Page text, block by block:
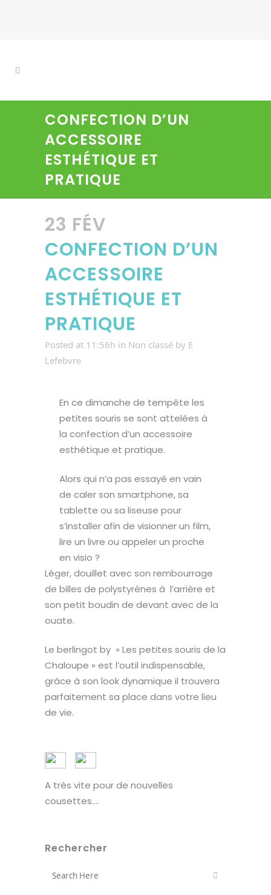
CONFECTION D’UN
ACCESSOIRE
ESTHÉTIQUE ET
PRATIQUE
23 FÉV
CONFECTION D’UN
ACCESSOIRE
ESTHÉTIQUE ET
PRATIQUE
Posted at 11:56h in Non classé by E
Lefebvre
En ce dimanche de tempête les
petites souris se sont attelées à
la confection d’un accessoire
esthétique et pratique.
Alors qui n’a pas essayé en vain
de caler son smartphone, sa
tablette ou sa liseuse pour
s’installer afin de visionner un film,
lire un livre ou appeler un proche
en visio ?
Léger, douillet avec son rembourrage
de billes de polystyrènes à l’arrière et
son petit boudin de devant avec de la
ouate.
Le berlingot by » Les petites souris de la
Chaloupe » est l’outil indispensable,
grâce à son look dynamique il trouvera
parfaitement sa place dans votre lieu
de vie.
A très vite pour de nouvelles
cousettes….
Rechercher